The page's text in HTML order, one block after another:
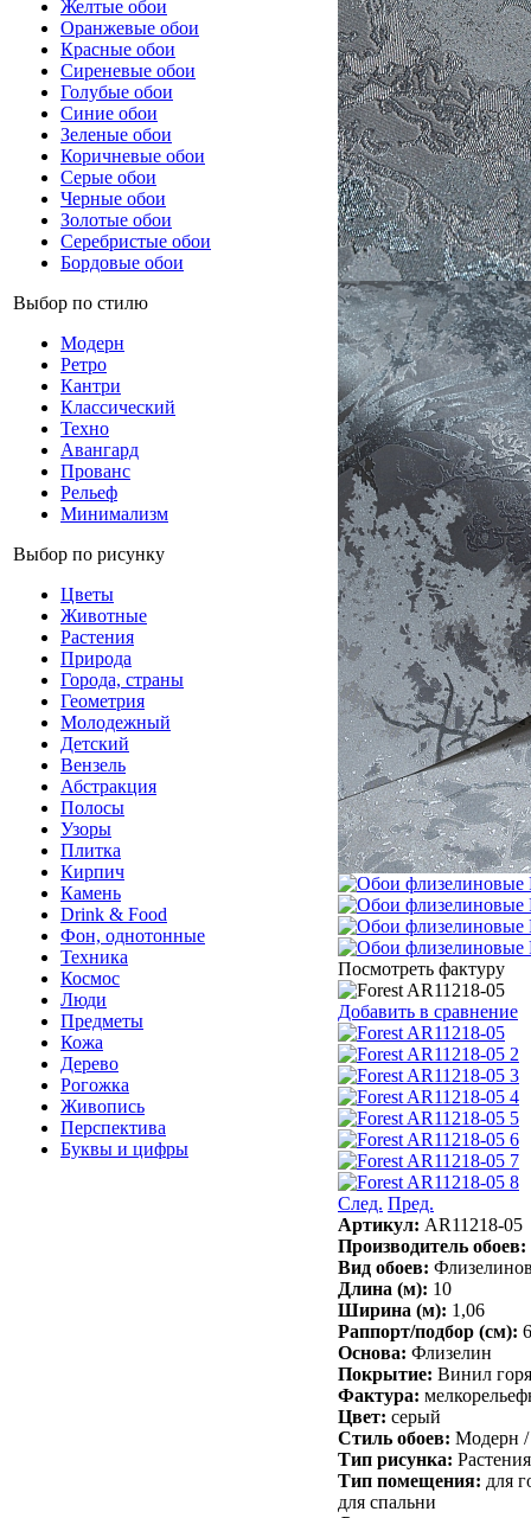
Желтые обои
Оранжевые обои
Красные обои
Сиреневые обои
Голубые обои
Синие обои
Зеленые обои
Коричневые обои
Серые обои
Черные обои
Золотые обои
Серебристые обои
Бордовые обои
Выбор по стилю
Модерн
Ретро
Кантри
Классический
Техно
Авангард
Прованс
Рельеф
Минимализм
Выбор по рисунку
Цветы
Животные
Растения
Природа
Города, страны
Геометрия
Молодежный
Детский
Вензель
Абстракция
Полосы
Узоры
Плитка
Кирпич
Камень
Drink & Food
Фон, однотонные
Техника
Космос
Люди
Предметы
Кожа
Дерево
Рогожка
Живопись
Перспектива
Буквы и цифры
Посмотреть фактуру
Добавить в сравнение
След. Пред.
Артикул: AR11218-05
Производитель обоев:
Вид обоев:
Длина (м): 10
Ширина (м): 1,06
Раппорт/подбор (см):
Основа: Флизелин
Покрытие: Винил
Фактура:
Цвет: серый
Стиль обоев: Модерн /
Тип рисунка:
Тип помещения: для
для спальни